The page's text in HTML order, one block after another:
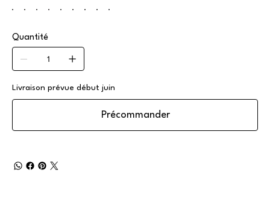
Quantité
Livraison prévue début juin
Précommander